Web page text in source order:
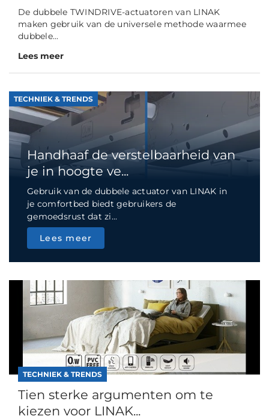
De dubbele TWINDRIVE-actuatoren van LINAK
maken gebruik van de universele methode waarmee
dubbele...
Lees meer
TECHNIEK & TRENDS
Handhaaf de verstelbaarheid van
je in hoogte ve...
Gebruik van de dubbele actuator van LINAK in
je comfortbed biedt gebruikers de
gemoedsrust dat zi...
Lees meer
TECHNIEK & TRENDS
Tien sterke argumenten om te
kiezen voor LINAK...